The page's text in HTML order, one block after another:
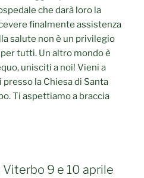
che darà loro la
finalmente assistenza
salute non è un privilegio
tutti. Un altro mondo è
unisciti a noi! Vieni a
la Chiesa di Santa
Ti aspettiamo a braccia
9 e 10 aprile